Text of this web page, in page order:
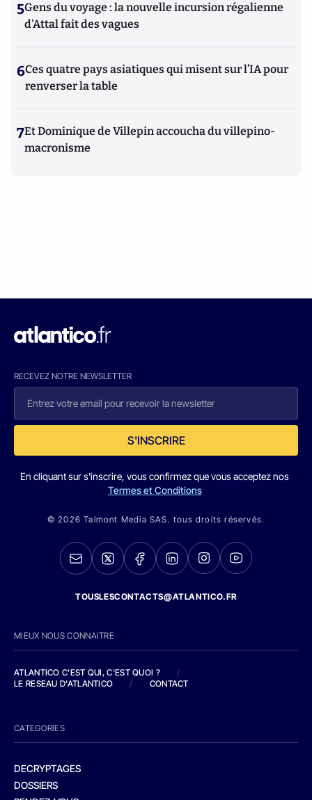
5Gens du voyage : la nouvelle incursion régalienne
d'Attal fait des vagues
6Ces quatre pays asiatiques qui misent sur l’IA pour
renverser la table
7Et Dominique de Villepin accoucha du villepino-
macronisme
RECEVEZ NOTRE NEWSLETTER
S'INSCRIRE
En cliquant sur s'inscrire, vous confirmez que vous acceptez nos
Termes et Conditions
© 2026 Talmont Media SAS. tous droits réservés.
TOUSLESCONTACTS@ATLANTICO.FR
MIEUX NOUS CONNAITRE
ATLANTICO C'EST QUI, C'EST QUOI ?
/
LE RESEAU D'ATLANTICO
/ CONTACT
CATEGORIES
DECRYPTAGES
DOSSIERS